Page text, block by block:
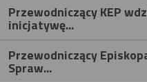
Przewodniczący KEP
inicjatywę...
Przewodniczący
Spraw...